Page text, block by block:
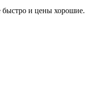
быстро и цены хорошие.